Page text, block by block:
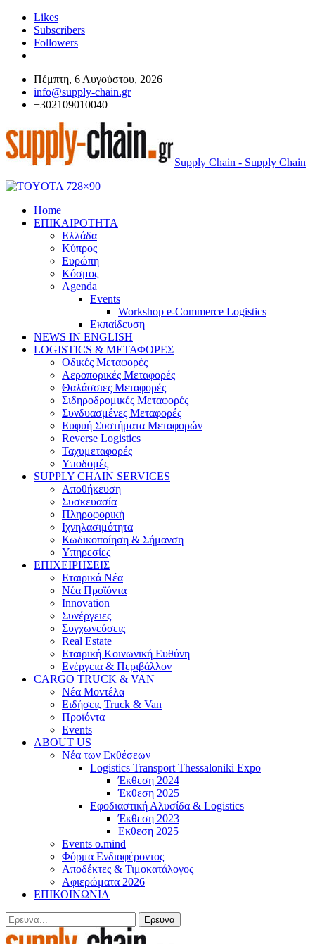
Likes
Subscribers
Followers
Πέμπτη, 6 Αυγούστου, 2026
info@supply-chain.gr
+302109010040
Supply Chain - Supply Chain
Home
ΕΠΙΚΑΙΡΟΤΗΤΑ
Ελλάδα
Κύπρος
Ευρώπη
Κόσμος
Agenda
Events
Workshop e-Commerce Logistics
Εκπαίδευση
NEWS IN ENGLISH
LOGISTICS & ΜΕΤΑΦΟΡΕΣ
Οδικές Μεταφορές
Αεροπορικές Μεταφορές
Θαλάσσιες Μεταφορές
Σιδηροδρομικές Μεταφορές
Συνδυασμένες Μεταφορές
Ευφυή Συστήματα Μεταφορών
Reverse Logistics
Ταχυμεταφορές
Υποδομές
SUPPLY CHAIN SERVICES
Αποθήκευση
Συσκευασία
Πληροφορική
Ιχνηλασιμότητα
Κωδικοποίηση & Σήμανση
Υπηρεσίες
ΕΠΙΧΕΙΡΗΣΕΙΣ
Εταιρικά Νέα
Νέα Προϊόντα
Innovation
Συνέργειες
Συγχωνεύσεις
Real Estate
Εταιρική Κοινωνική Ευθύνη
Ενέργεια & Περιβάλλον
CARGO TRUCK & VAN
Νέα Μοντέλα
Ειδήσεις Truck & Van
Προϊόντα
Events
ABOUT US
Νέα των Εκθέσεων
Logistics Transport Thessaloniki Expo
Έκθεση 2024
Έκθεση 2025
Εφοδιαστική Αλυσίδα & Logistics
Έκθεση 2023
Εκθεση 2025
Events o.mind
Φόρμα Ενδιαφέροντος
Αποδέκτες & Τιμοκατάλογος
Αφιερώματα 2026
ΕΠΙΚΟΙΝΩΝΙΑ